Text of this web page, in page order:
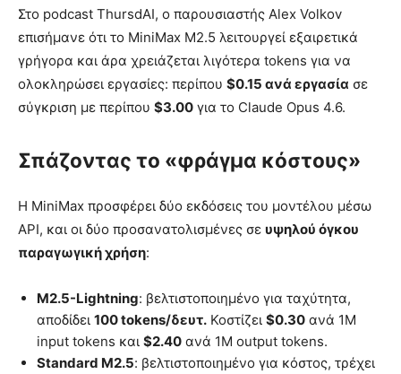
Στο podcast ThursdAI, ο παρουσιαστής Alex Volkov
επισήμανε ότι το MiniMax M2.5 λειτουργεί εξαιρετικά
γρήγορα και άρα χρειάζεται λιγότερα tokens για να
ολοκληρώσει εργασίες: περίπου $0.15 ανά εργασία σε
σύγκριση με περίπου $3.00 για το Claude Opus 4.6.
Σπάζοντας το «φράγμα κόστους»
Η MiniMax προσφέρει δύο εκδόσεις του μοντέλου μέσω
API, και οι δύο προσανατολισμένες σε υψηλού όγκου
παραγωγική χρήση:
M2.5-Lightning: βελτιστοποιημένο για ταχύτητα,
αποδίδει 100 tokens/δευτ. Κοστίζει $0.30 ανά 1M
input tokens και $2.40 ανά 1M output tokens.
Standard M2.5: βελτιστοποιημένο για κόστος, τρέχει